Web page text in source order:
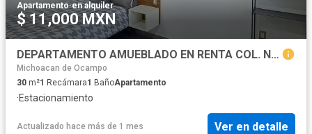
Apartamento·en alquiler
$ 11,000 MXN
DEPARTAMENTO AMUEBLADO EN RENTA COL. NUEVA CHAPULTEPEC
Michoacan de Ocampo
30 m²1 Recámara1 BañoApartamento
·Estacionamiento
Actualizado hace más de 1 mes Ver en detalle